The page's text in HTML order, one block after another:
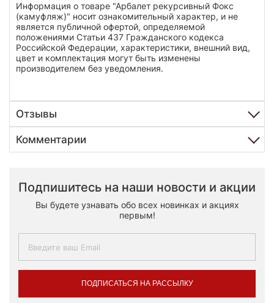
Информация о товаре "Арбалет рекурсивный Фокс
(камуфляж)" носит ознакомительный характер, и не
является публичной офертой, определяемой
положениями Статьи 437 Гражданского кодекса
Российской Федерации, характеристики, внешний вид,
цвет и комплектация могут быть изменены
производителем без уведомления.
Отзывы
Комментарии
Подпишитесь на наши новости и акции
Вы будете узнавать обо всех новинках и акциях
первым!
ПОДПИСАТЬСЯ НА РАССЫЛКУ